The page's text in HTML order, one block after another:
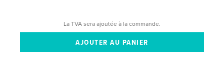
La TVA sera ajoutée à la commande.